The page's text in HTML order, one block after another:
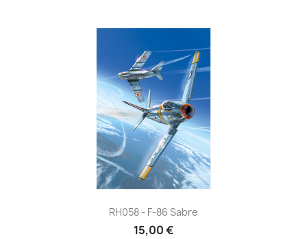
RH058 - F-86 Sabre
15,00 €